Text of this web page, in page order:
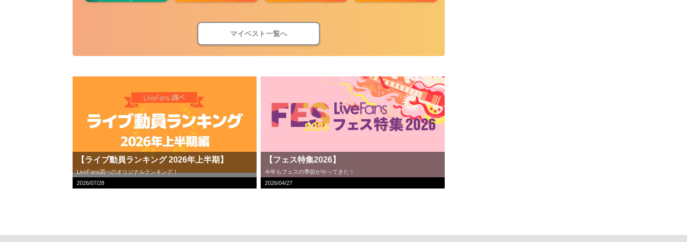
マイベスト一覧へ
【ライブ動員ランキング 2026年上半期】
LiveFans調べのオリジナルランキング！
2026/07/28
【フェス特集2026】
今年もフェスの季節がやってきた！
2026/04/27